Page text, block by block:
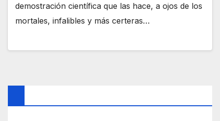
demostración científica que las hace, a ojos de los
mortales, infalibles y más certeras…